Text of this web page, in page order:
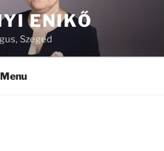
ENIKŐ
Szeged
Menu